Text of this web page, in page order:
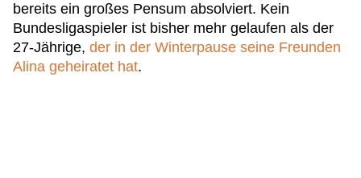
bereits ein großes Pensum absolviert. Kein
Bundesligaspieler ist bisher mehr gelaufen als der
27-Jährige, der in der Winterpause seine Freunden
Alina geheiratet hat.